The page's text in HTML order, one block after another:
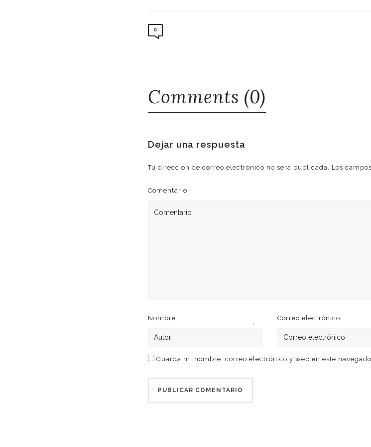
0
Comments (0)
Dejar una respuesta
Tu dirección de correo electrónico no será publicada. Los
Comentario
Nombre
*
Correo electrónico
Guarda mi nombre, correo electrónico y web en este